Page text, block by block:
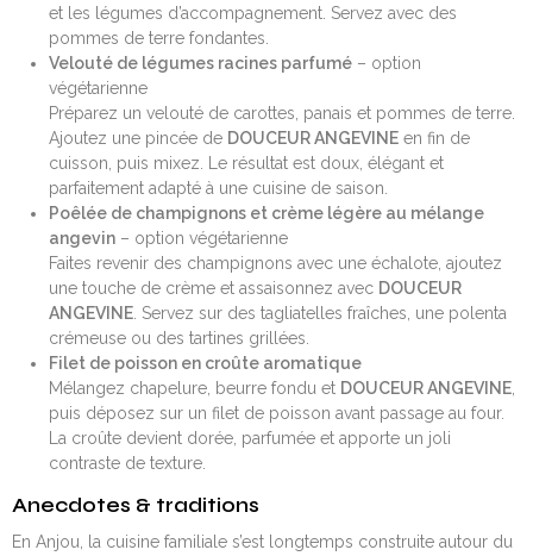
et les légumes d’accompagnement. Servez avec des
pommes de terre fondantes.
Velouté de légumes racines parfumé– option
végétarienne
Préparez un velouté de carottes, panais et pommes de terre.
Ajoutez une pincée de DOUCEUR ANGEVINEen fin de
cuisson, puis mixez. Le résultat est doux, élégant et
parfaitement adapté à une cuisine de saison.
Poêlée de champignons et crème légère au mélange
angevin– option végétarienne
Faites revenir des champignons avec une échalote, ajoutez
une touche de crème et assaisonnez avec DOUCEUR
ANGEVINE. Servez sur des tagliatelles fraîches, une polenta
crémeuse ou des tartines grillées.
Filet de poisson en croûte aromatique
Mélangez chapelure, beurre fondu et DOUCEUR ANGEVINE,
puis déposez sur un filet de poisson avant passage au four.
La croûte devient dorée, parfumée et apporte un joli
contraste de texture.
Anecdotes & traditions
En Anjou, la cuisine familiale s’est longtemps construite autour du